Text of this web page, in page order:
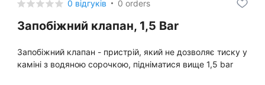
0 відгуків 0 orders
Запобіжний клапан, 1,5 Bar
Запобіжний клапан - пристрій, який не дозволяє тиску у
каміні з водяною сорочкою, підніматися вище 1,5 bar